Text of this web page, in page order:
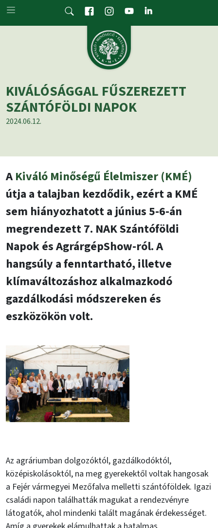
Skip to main content
KIVÁLÓSÁGGAL FŰSZEREZETT
SZÁNTÓFÖLDI NAPOK
2024.06.12.
AKiváló Minőségű Élelmiszer (KMÉ)
útja a talajban kezdődik, ezért a KMÉ
sem hiányozhatott a június 5-6-án
megrendezett 7. NAK Szántóföldi
Napok és AgrárgépShow-ról. A
hangsúly a fenntartható, illetve
klímaváltozáshoz alkalmazkodó
gazdálkodási módszereken és
eszközökön volt.
Az agráriumban dolgozóktól, gazdálkodóktól,
középiskolásoktól, na meg gyerekektől voltak hangosak
a Fejér vármegyei Mezőfalva melletti szántóföldek. Igazi
családi napon találhatták magukat a rendezvényre
látogatók, ahol mindenki talált magának érdekességet.